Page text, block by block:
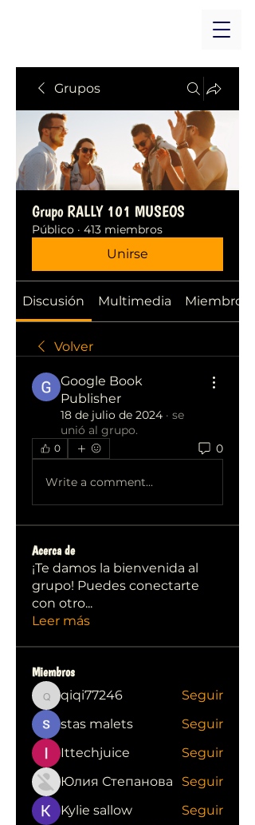
Grupos
Grupo RALLY 101 MUSEOS
Público · 413 miembros
Unirse
Discusión Multimedia Miembros
Volver
Google Book
Publisher
18 de julio de 2024 · se
unió al grupo.
0 0
Write a comment...
Acerca de
¡Te damos la bienvenida al
grupo! Puedes conectarte
con otro...
Leer más
Miembros
qiqi77246
qiqi77246
Seguir
stas malets
Seguir
Ittechjuice
Seguir
Юлия Степанова
Seguir
Kylie sallow
Seguir